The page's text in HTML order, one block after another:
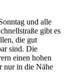
und alle
gibt es
die gut
sind. Die
einen hohen
nur in die Nähe